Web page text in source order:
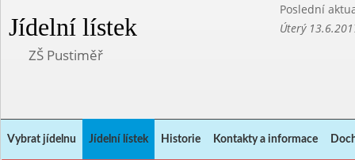
Jídelní lístek
Poslední
Úterý
ZŠ Pustiměř
Vybrat jídelnu Jídelní lístek Historie Kontakty a informace